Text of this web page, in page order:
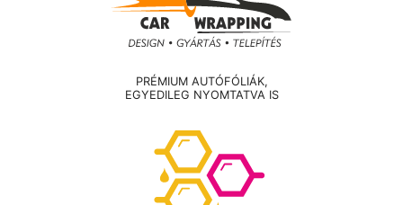
PRÉMIUM AUTÓFÓLIÁK,
EGYEDILEG NYOMTATVA IS